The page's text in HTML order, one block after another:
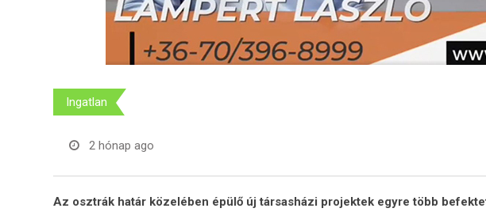
Ingatlan
2 hónap ago
Az osztrák határ közelében épülő új társasházi projektek egyre több